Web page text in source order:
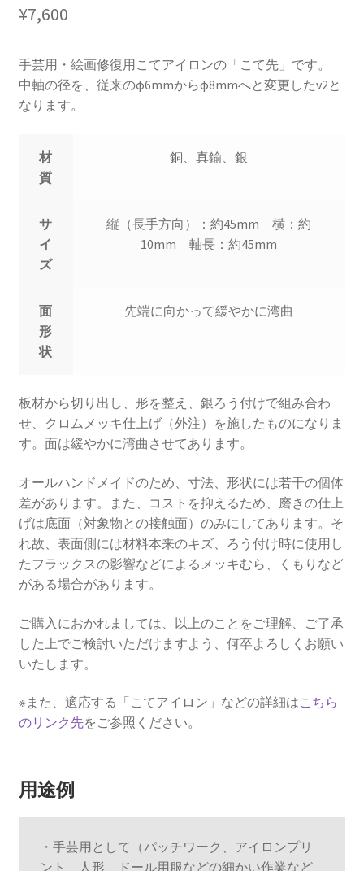
特定商取引法に基づく表記
発送、送料について
¥7,600
手芸用・絵画修復用こてアイロンの「こて先」です。
中軸の径を、従来のφ6mmからφ8mmへと変更したv2と
なります。
材
質
銅、真鍮、銀
サ
イ
ズ
縦（長手方向）：約45mm 横：約
10mm 軸長：約45mm
面
形
状
先端に向かって緩やかに湾曲
板材から切り出し、形を整え、銀ろう付けで組み合わ
せ、クロムメッキ仕上げ（外注）を施したものになりま
す。面は緩やかに湾曲させてあります。
オールハンドメイドのため、寸法、形状には若干の個体
差があります。また、コストを抑えるため、磨きの仕上
げは底面（対象物との接触面）のみにしてあります。そ
れ故、表面側には材料本来のキズ、ろう付け時に使用し
たフラックスの影響などによるメッキむら、くもりなど
がある場合があります。
ご購入におかれましては、以上のことをご理解、ご了承
した上でご検討いただけますよう、何卒よろしくお願い
いたします。
※また、適応する「こてアイロン」などの詳細はこちら
のリンク先をご参照ください。
用途例
・手芸用として（パッチワーク、アイロンプリ